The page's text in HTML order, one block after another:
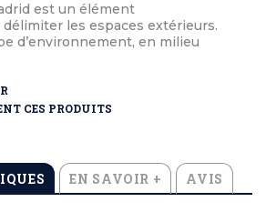
est un élément
les espaces extérieurs.
d’environnement, en milieu
CES PRODUITS
EN SAVOIR + AVIS